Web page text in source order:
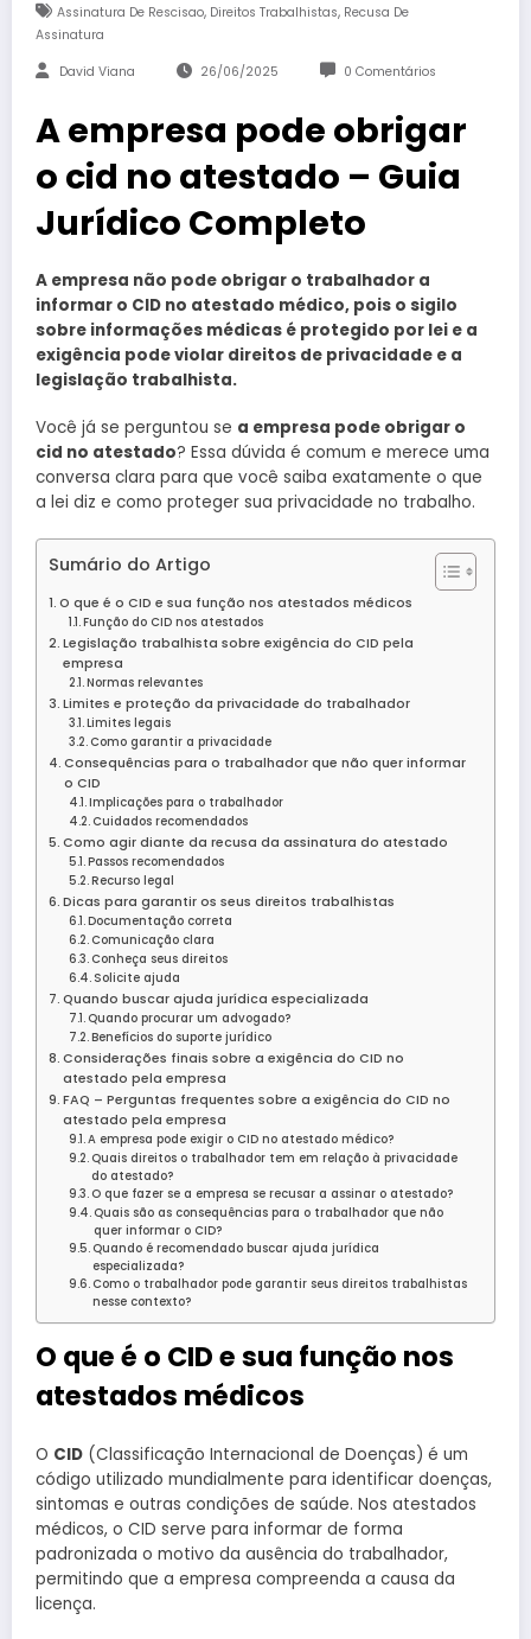
Assinatura De Rescisao, Direitos Trabalhistas, Recusa De
Assinatura
David Viana 26/06/2025 0 Comentários
A empresa pode obrigar
o cid no atestado – Guia
Jurídico Completo
A empresa não pode obrigar o trabalhador a
informar o CID no atestado médico, pois o sigilo
sobre informações médicas é protegido por lei e a
exigência pode violar direitos de privacidade e a
legislação trabalhista.
Você já se perguntou se a empresa pode obrigar o
cid no atestado? Essa dúvida é comum e merece uma
conversa clara para que você saiba exatamente o que
a lei diz e como proteger sua privacidade no trabalho.
Sumário do Artigo
O que é o CID e sua função nos atestados médicos
Função do CID nos atestados
Legislação trabalhista sobre exigência do CID pela
empresa
Normas relevantes
Limites e proteção da privacidade do trabalhador
Limites legais
Como garantir a privacidade
Consequências para o trabalhador que não quer informar
o CID
Implicações para o trabalhador
Cuidados recomendados
Como agir diante da recusa da assinatura do atestado
Passos recomendados
Recurso legal
Dicas para garantir os seus direitos trabalhistas
Documentação correta
Comunicação clara
Conheça seus direitos
Solicite ajuda
Quando buscar ajuda jurídica especializada
Quando procurar um advogado?
Benefícios do suporte jurídico
Considerações finais sobre a exigência do CID no
atestado pela empresa
FAQ – Perguntas frequentes sobre a exigência do CID no
atestado pela empresa
A empresa pode exigir o CID no atestado médico?
Quais direitos o trabalhador tem em relação à privacidade
do atestado?
O que fazer se a empresa se recusar a assinar o atestado?
Quais são as consequências para o trabalhador que não
quer informar o CID?
Quando é recomendado buscar ajuda jurídica
especializada?
Como o trabalhador pode garantir seus direitos trabalhistas
nesse contexto?
O que é o CID e sua função nos
atestados médicos
O CID (Classificação Internacional de Doenças) é um
código utilizado mundialmente para identificar doenças,
sintomas e outras condições de saúde. Nos atestados
médicos, o CID serve para informar de forma
padronizada o motivo da ausência do trabalhador,
permitindo que a empresa compreenda a causa da
licença.